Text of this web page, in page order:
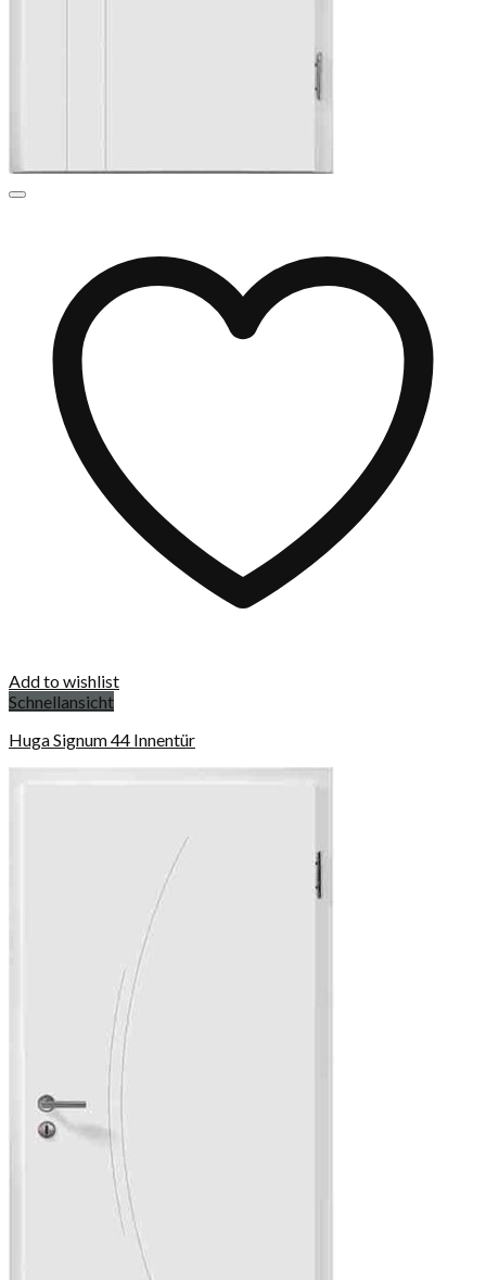
Add to wishlist
Schnellansicht
Huga Signum 44 Innentür